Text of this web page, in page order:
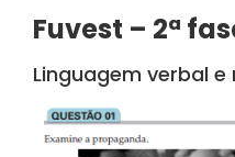
Fuvest – 2ª
Linguagem verbal e